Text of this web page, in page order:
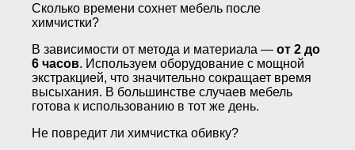
Сколько времени сохнет мебель после
химчистки?
В зависимости от метода и материала — от 2 до
6 часов. Используем оборудование с мощной
экстракцией, что значительно сокращает время
высыхания. В большинстве случаев мебель
готова к использованию в тот же день.
Не повредит ли химчистка обивку?